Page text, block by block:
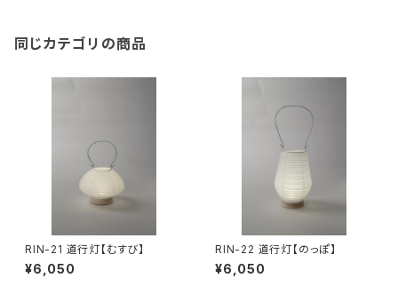
同じカテゴリの商品
RIN-21 道行灯【むすび】
¥6,050
RIN-22 道行灯【のっぽ】
¥6,050